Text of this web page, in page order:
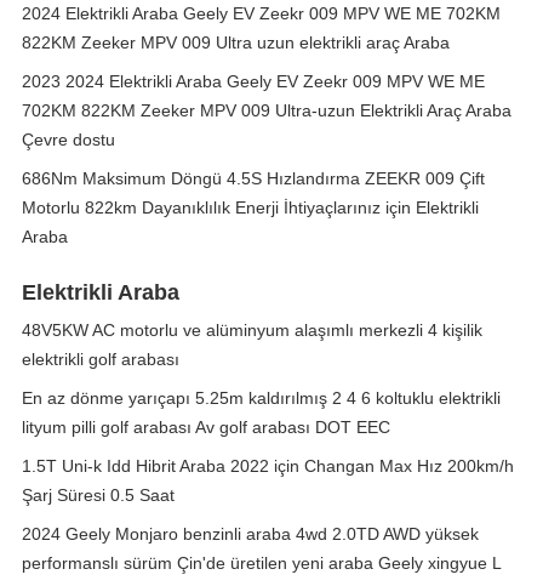
2024 Elektrikli Araba Geely EV Zeekr 009 MPV WE ME 702KM
822KM Zeeker MPV 009 Ultra uzun elektrikli araç Araba
2023 2024 Elektrikli Araba Geely EV Zeekr 009 MPV WE ME
702KM 822KM Zeeker MPV 009 Ultra-uzun Elektrikli Araç Araba
Çevre dostu
686Nm Maksimum Döngü 4.5S Hızlandırma ZEEKR 009 Çift
Motorlu 822km Dayanıklılık Enerji İhtiyaçlarınız için Elektrikli
Araba
Elektrikli Araba
48V5KW AC motorlu ve alüminyum alaşımlı merkezli 4 kişilik
elektrikli golf arabası
En az dönme yarıçapı 5.25m kaldırılmış 2 4 6 koltuklu elektrikli
lityum pilli golf arabası Av golf arabası DOT EEC
1.5T Uni-k Idd Hibrit Araba 2022 için Changan Max Hız 200km/h
Şarj Süresi 0.5 Saat
2024 Geely Monjaro benzinli araba 4wd 2.0TD AWD yüksek
performanslı sürüm Çin'de üretilen yeni araba Geely xingyue L